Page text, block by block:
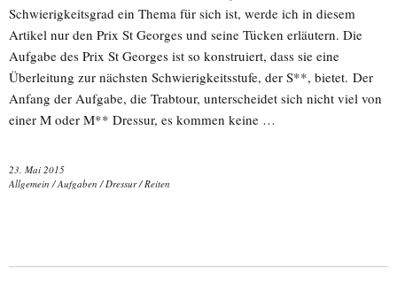
Schwierigkeitsgrad ein Thema für sich ist, werde ich in diesem
Artikel nur den Prix St Georges und seine Tücken erläutern. Die
Aufgabe des Prix St Georges ist so konstruiert, dass sie eine
Überleitung zur nächsten Schwierigkeitsstufe, der S**, bietet. Der
Anfang der Aufgabe, die Trabtour, unterscheidet sich nicht viel von
einer M oder M** Dressur, es kommen keine …
23. Mai 2015
Allgemein /Aufgaben /Dressur/Reiten